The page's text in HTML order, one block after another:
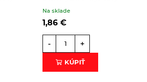
Na sklade
1,86 €
- +
KÚPIŤ